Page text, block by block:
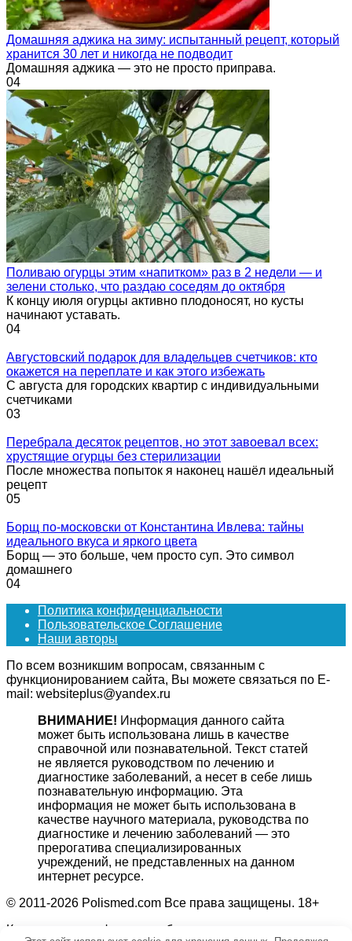
Домашняя аджика на зиму: испытанный рецепт, который
хранится 30 лет и никогда не подводит
Домашняя аджика — это не просто приправа.
04
Поливаю огурцы этим «напитком» раз в 2 недели — и
зелени столько, что раздаю соседям до октября
К концу июля огурцы активно плодоносят, но кусты
начинают уставать.
04
Августовский подарок для владельцев счетчиков: кто
окажется на переплате и как этого избежать
С августа для городских квартир с индивидуальными
счетчиками
03
Перебрала десяток рецептов, но этот завоевал всех:
хрустящие огурцы без стерилизации
После множества попыток я наконец нашёл идеальный
рецепт
05
Борщ по-московски от Константина Ивлева: тайны
идеального вкуса и яркого цвета
Борщ — это больше, чем просто суп. Это символ
домашнего
04
Политика конфиденциальности
Пользовательское Соглашение
Наши авторы
По всем возникшим вопросам, связанным с
функционированием сайта, Вы можете связаться по E-
mail: websiteplus@yandex.ru
ВНИМАНИЕ! Информация данного сайта
может быть использована лишь в качестве
справочной или познавательной. Текст статей
не является руководством по лечению и
диагностике заболеваний, а несет в себе лишь
познавательную информацию. Эта
информация не может быть использована в
качестве научного материала, руководства по
диагностике и лечению заболеваний — это
прерогатива специализированных
учреждений, не представленных на данном
интернет ресурсе.
© 2011-2026 Polismed.com Все права защищены. 18+
Копирование информации без гиперссылки на источник